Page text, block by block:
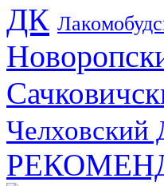
ДК
Челховский